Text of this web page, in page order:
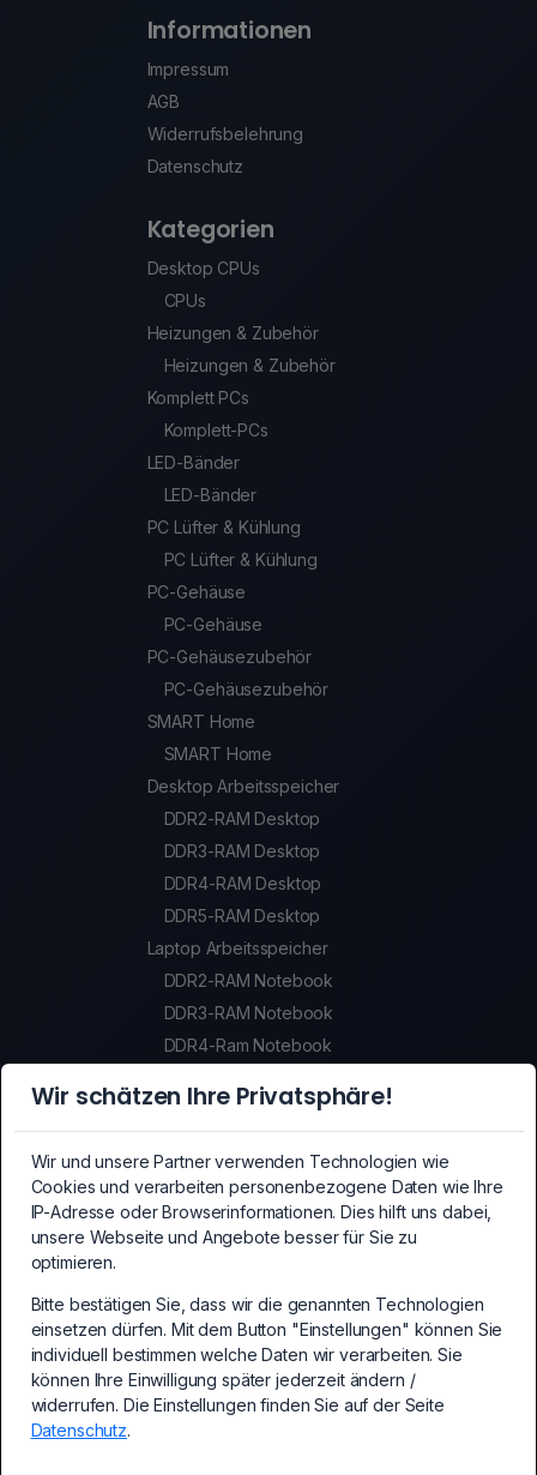
Informationen
Impressum
AGB
Widerrufsbelehrung
Datenschutz
Kategorien
Desktop CPUs
CPUs
Heizungen & Zubehör
Heizungen & Zubehör
Komplett PCs
Komplett-PCs
LED-Bänder
LED-Bänder
PC Lüfter & Kühlung
PC Lüfter & Kühlung
PC-Gehäuse
PC-Gehäuse
PC-Gehäusezubehör
PC-Gehäusezubehör
SMART Home
SMART Home
Desktop Arbeitsspeicher
DDR2-RAM Desktop
DDR3-RAM Desktop
DDR4-RAM Desktop
DDR5-RAM Desktop
Laptop Arbeitsspeicher
DDR2-RAM Notebook
DDR3-RAM Notebook
DDR4-Ram Notebook
SSDs
Crypto-Mining Equipment
Crypto-Mining Equipment
Mainboards
PCI-Express Erweiterungskarten
PC Erweiterungskarten
Kabel und Adapter
Kabel und Adapter
Wir schätzen Ihre Privatsphäre!
Wir und unsere Partner verwenden Technologien wie
Cookies und verarbeiten personenbezogene Daten wie Ihre
IP-Adresse oder Browserinformationen. Dies hilft uns dabei,
unsere Webseite und Angebote besser für Sie zu
optimieren.
Bitte bestätigen Sie, dass wir die genannten Technologien
einsetzen dürfen. Mit dem Button "Einstellungen" können Sie
individuell bestimmen welche Daten wir verarbeiten. Sie
können Ihre Einwilligung später jederzeit ändern /
widerrufen. Die Einstellungen finden Sie auf der Seite
Datenschutz.